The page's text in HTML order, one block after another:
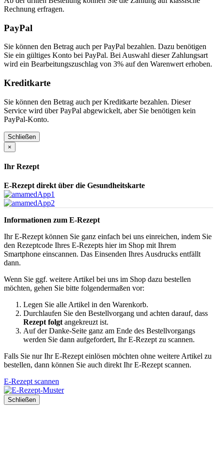
Rechnung erfragen.
PayPal
Sie können den Betrag auch per PayPal bezahlen. Dazu benötigen
Sie ein gültiges Konto bei PayPal. Bei Auswahl dieser Zahlungsart
wird ein Bearbeitungszuschlag von 3% auf den Warenwert erhoben.
Kreditkarte
Sie können den Betrag auch per Kreditkarte bezahlen. Dieser
Service wird über PayPal abgewickelt, aber Sie benötigen kein
PayPal-Konto.
Schließen
×
Ihr Rezept
E-Rezept direkt über die Gesundheitskarte
Informationen zum E-Rezept
Ihr E-Rezept können Sie ganz einfach bei uns einreichen, indem Sie
den Rezeptcode Ihres E-Rezepts hier im Shop mit Ihrem
Smartphone einscannen. Das Einsenden Ihres Ausdrucks entfällt
dann.
Wenn Sie ggf. weitere Artikel bei uns im Shop dazu bestellen
möchten, gehen Sie bitte folgendermaßen vor:
Legen Sie alle Artikel in den Warenkorb.
Durchlaufen Sie den Bestellvorgang und achten darauf, dass
Rezept folgt angekreuzt ist.
Auf der Danke-Seite ganz am Ende des Bestellvorgangs
werden Sie dann aufgefordert, Ihr E-Rezept zu scannen.
Falls Sie nur Ihr E-Rezept einlösen möchten ohne weitere Artikel zu
bestellen, dann können Sie auch direkt Ihr E-Rezept scannen.
E-Rezept scannen
Schließen